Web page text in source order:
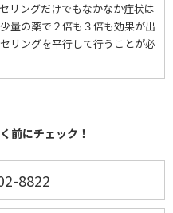
リングだけでもなかなか症状は
量の薬で２倍も３倍も効果が出
リングを平行して行うことが必
前にチェック！
8822